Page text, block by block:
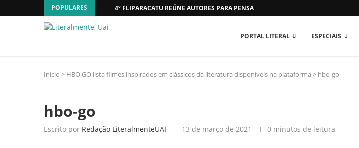
POPULARES 4º FLIPARACATU REÚNE AUTORES PARA PENSAR O MUNDO...
PORTAL LITERAL ESPECIAIS
Início > HBO GO lista filmes inspirados em clássicos da literatura disponíveis na plataforma > hbo-go
hbo-go
Escrito por Redação LiteralmenteUAI 13 de março de 2021 0 minutos de leitura